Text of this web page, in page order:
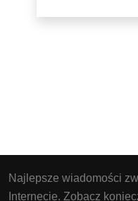
Najlepsze wiadomości
Internecie. Zobacz